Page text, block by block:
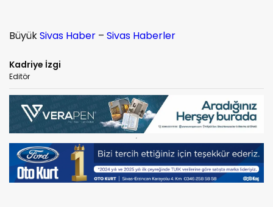
BüyükSivas Haber – Sivas Haberler
Kadriye İzgi
Editör